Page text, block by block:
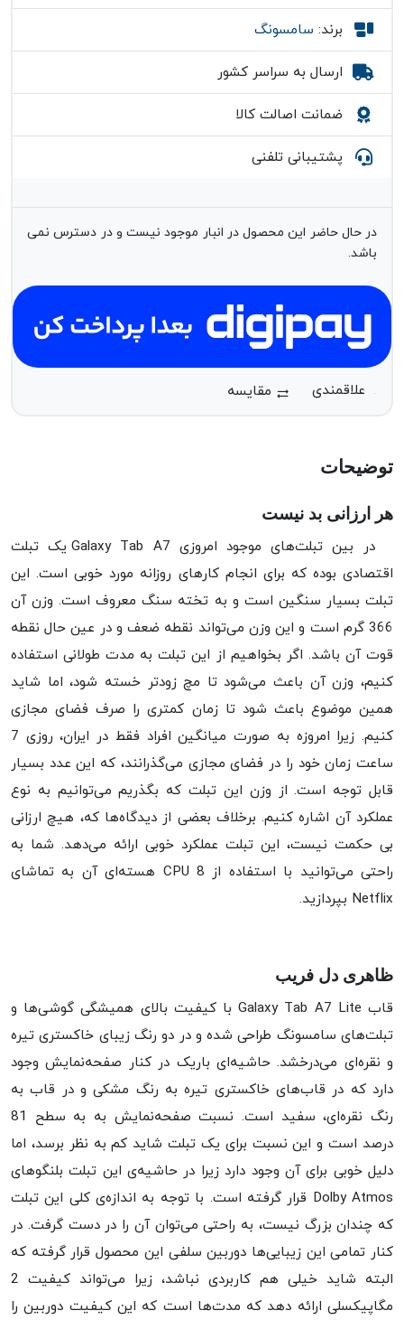
برند: سامسونگ
ارسال به سراسر کشور
ضمانت اصالت کالا
پشتیبانی تلفنی
در حال حاضر این محصول در انبار موجود نیست و در دسترس نمی
باشد.
مقایسه
توضیحات
هر ارزانی بد نیست
در بین تبلت‌های موجود امروزی Galaxy Tab A7 یک تبلت
اقتصادی بوده که برای انجام کارهای روزانه مورد خوبی است. این
تبلت بسیار سنگین است و به تخته سنگ معروف است. وزن آن
366 گرم است و این وزن می‌تواند نقطه ضعف و در عین حال نقطه
قوت آن باشد. اگر بخواهیم از این تبلت به مدت طولانی استفاده
کنیم، وزن آن باعث می‌شود تا مچ زودتر خسته شود، اما شاید
همین موضوع باعث شود تا زمان کمتری را صرف فضای مجازی
کنیم. زیرا امروزه به صورت میانگین افراد فقط در ایران، روزی 7
ساعت زمان خود را در فضای مجازی می‌گذرانند، که این عدد بسیار
قابل توجه است. از وزن این تبلت که بگذریم می‌توانیم به نوع
عملکرد آن اشاره کنیم. برخلاف بعضی از دیدگاه‌ها که، هیچ ارزانی
بی حکمت نیست، این تبلت عملکرد خوبی ارائه می‌دهد. شما به
راحتی می‌توانید با استفاده از CPU 8 هسته‌ای آن به تماشای
Netflix بپردازید.
ظاهری دل فریب
قاب Galaxy Tab A7 Lite با کیفیت بالای همیشگی گوشی‌ها و
تبلت‌های سامسونگ طراحی شده و در دو رنگ زیبای خاکستری تیره
و نقره‌ای می‌درخشد. حاشیه‌ای باریک در کنار صفحه‌نمایش وجود
دارد که در قاب‌های خاکستری تیره به رنگ مشکی و در قاب به
رنگ نقره‌ای، سفید است. نسبت صفحه‌نمایش به به سطح 81
درصد است و این نسبت برای یک تبلت شاید کم به نظر برسد، اما
دلیل خوبی برای آن وجود دارد زیرا در حاشیه‌ی این تبلت بلنگوهای
Dolby Atmos قرار گرفته است. با توجه به اندازه‌ی کلی این تبلت
که چندان بزرگ نیست، به راحتی می‌توان آن را در دست گرفت. در
کنار تمامی این زیبایی‌ها دوربین سلفی این محصول قرار گرفته که
البته شاید خیلی هم کاربردی نباشد، زیرا می‌تواند کیفیت 2
مگاپیکسلی ارائه دهد که مدت‌ها است که این کیفیت دوربین را